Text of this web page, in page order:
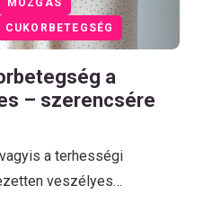
CUKORBETEGSÉG
MOZGÁS
a
– szerencsére
a terhességi
veszélyes…